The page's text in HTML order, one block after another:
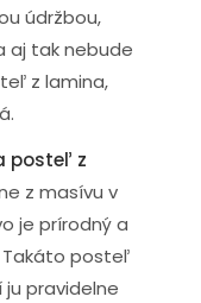
údržbou,
aj tak nebude
z lamina,
posteľ z
z masívu v
je prírodný a
Takáto posteľ
pravidelne